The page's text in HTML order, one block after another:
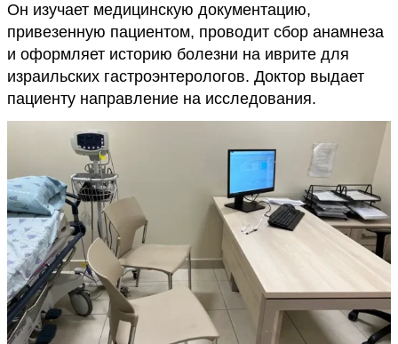
Он изучает медицинскую документацию,
привезенную пациентом, проводит сбор анамнеза
и оформляет историю болезни на иврите для
израильских гастроэнтерологов. Доктор выдает
пациенту направление на исследования.